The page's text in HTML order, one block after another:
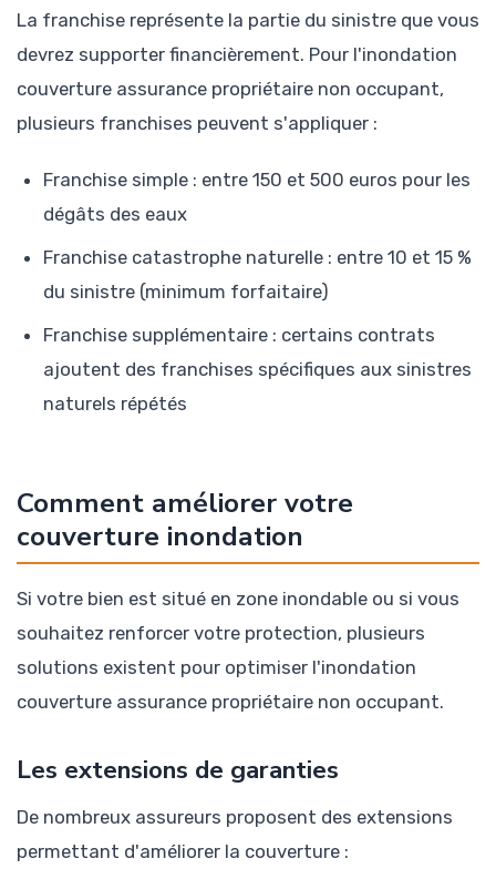
La franchise représente la partie du sinistre que vous
devrez supporter financièrement. Pour l'inondation
couverture assurance propriétaire non occupant,
plusieurs franchises peuvent s'appliquer :
Franchise simple : entre 150 et 500 euros pour les
dégâts des eaux
Franchise catastrophe naturelle : entre 10 et 15 %
du sinistre (minimum forfaitaire)
Franchise supplémentaire : certains contrats
ajoutent des franchises spécifiques aux sinistres
naturels répétés
Comment améliorer votre
couverture inondation
Si votre bien est situé en zone inondable ou si vous
souhaitez renforcer votre protection, plusieurs
solutions existent pour optimiser l'inondation
couverture assurance propriétaire non occupant.
Les extensions de garanties
De nombreux assureurs proposent des extensions
permettant d'améliorer la couverture :